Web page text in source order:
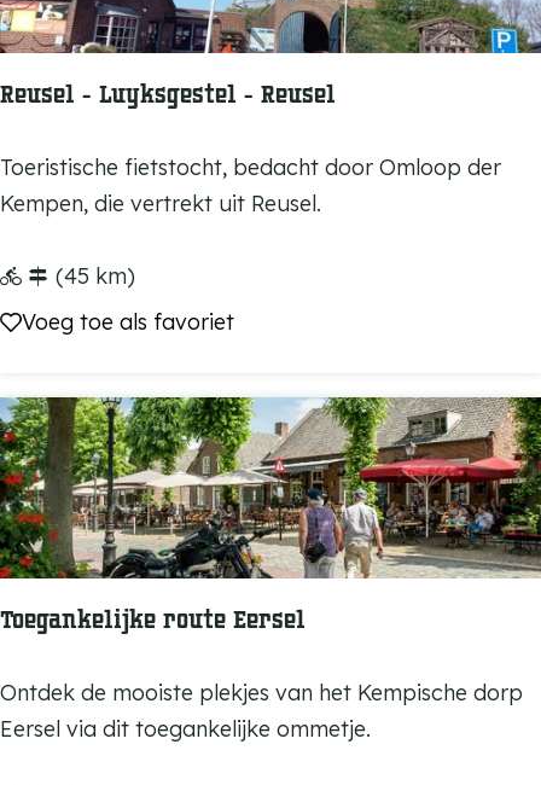
e
n
p
d
o
t
Reusel - Luyksgestel - Reusel
R
e
s
e
L
u
y
k
s
e
t
e
Toeristische fietstocht, bedacht door Omloop der
Kempen, die vertrekt uit Reusel.
(45 km)
Voeg toe als favoriet
Voeg toe als favoriet
Toegankelijke route Eersel
T
o
Ontdek de mooiste plekjes van het Kempische dorp
Eersel via dit toegankelijke ommetje.